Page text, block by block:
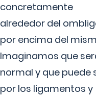
concretamente
alrededor del
por encima del
Imaginamos que
normal y que puede
por los ligamentos y